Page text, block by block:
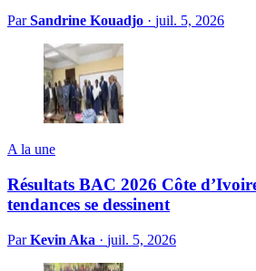
ParSandrine Kouadjo · juil. 5, 2026
A la une
Résultats BAC 2026 Côte
tendances se dessinent
ParKevin Aka · juil. 5, 2026